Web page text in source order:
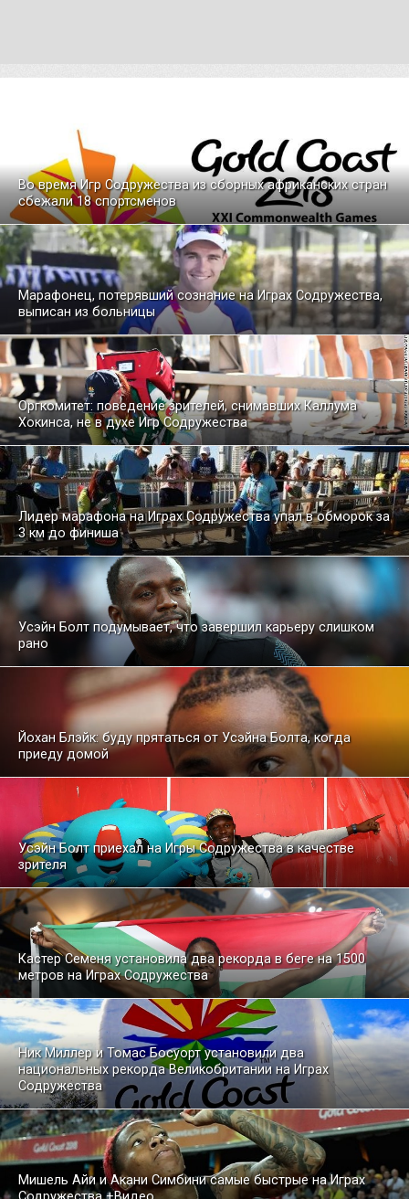
Во время Игр Содружества из сборных африканских стран
сбежали 18 спортсменов
Марафонец, потерявший сознание на Играх Содружества,
выписан из больницы
Оргкомитет: поведение зрителей, снимавших Каллума
Хокинса, не в духе Игр Содружества
Лидер марафона на Играх Содружества упал в обморок за
3 км до финиша
Усэйн Болт подумывает, что завершил карьеру слишком
рано
Йохан Блэйк: буду прятаться от Усэйна Болта, когда
приеду домой
Усэйн Болт приехал на Игры Содружества в качестве
зрителя
Кастер Семеня установила два рекорда в беге на 1500
метров на Играх Содружества
Ник Миллер и Томас Босуорт установили два
национальных рекорда Великобритании на Играх
Содружества
Мишель Айи и Акани Симбини самые быстрые на Играх